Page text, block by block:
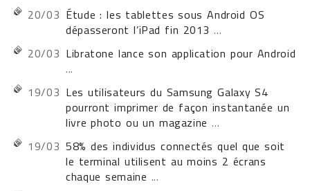
20/03 Étude : les tablettes sous Android OS
dépasseront l’iPad fin 2013 ...
20/03 Libratone lance son application pour Android
...
19/03 Les utilisateurs du Samsung Galaxy S4
pourront imprimer de façon instantanée un
livre photo ou un magazine ...
19/03 58% des individus connectés quel que soit
le terminal utilisent au moins 2 écrans
chaque semaine ...